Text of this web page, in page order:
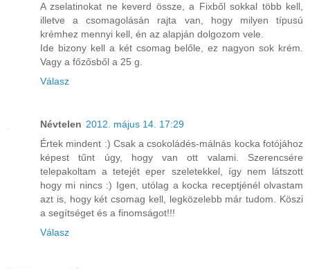
A zselatinokat ne keverd össze, a Fixből sokkal több kell,
illetve a csomagolásán rajta van, hogy milyen típusú
krémhez mennyi kell, én az alapján dolgozom vele.
Ide bizony kell a két csomag belőle, ez nagyon sok krém.
Vagy a főzősből a 25 g.
Válasz
Névtelen 2012. május 14. 17:29
Értek mindent :) Csak a csokoládés-málnás kocka fotójához
képest tűnt úgy, hogy van ott valami. Szerencsére
telepakoltam a tetejét eper szeletekkel, így nem látszott
hogy mi nincs :) Igen, utólag a kocka receptjénél olvastam
azt is, hogy két csomag kell, legközelebb már tudom. Köszi
a segítséget és a finomságot!!!
Válasz